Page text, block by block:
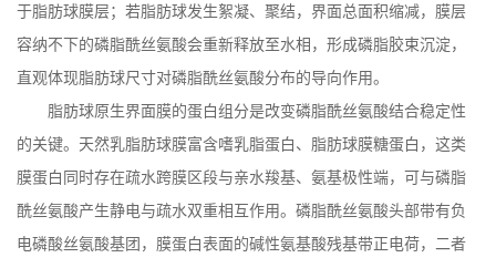
于脂肪球膜层；若脂肪球发生絮凝、聚结，界面总面积缩减，膜层
容纳不下的磷脂酰丝氨酸会重新释放至水相，形成磷脂胶束沉淀，
直观体现脂肪球尺寸对磷脂酰丝氨酸分布的导向作用。
脂肪球原生界面膜的蛋白组分是改变磷脂酰丝氨酸结合稳定性
的关键。天然乳脂肪球膜富含嗜乳脂蛋白、脂肪球膜糖蛋白，这类
膜蛋白同时存在疏水跨膜区段与亲水羧基、氨基极性端，可与磷脂
酰丝氨酸产生静电与疏水双重相互作用。磷脂酰丝氨酸头部带有负
电磷酸丝氨酸基团，膜蛋白表面的碱性氨基酸残基带正电荷，二者